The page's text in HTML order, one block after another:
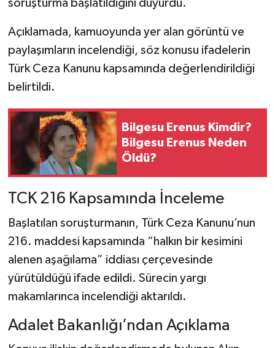
soruşturma başlatıldığını duyurdu.
Açıklamada, kamuoyunda yer alan görüntü ve
paylaşımların incelendiği, söz konusu ifadelerin
Türk Ceza Kanunu kapsamında değerlendirildiği
belirtildi.
Bilgesu Erenus Kimdir?
Bilgesu Erenus Neden
Öldü?
TCK 216 Kapsamında İnceleme
Başlatılan soruşturmanın, Türk Ceza Kanunu’nun
216. maddesi kapsamında “halkın bir kesimini
alenen aşağılama” iddiası çerçevesinde
yürütüldüğü ifade edildi. Sürecin yargı
makamlarınca incelendiği aktarıldı.
Adalet Bakanlığı’ndan Açıklama